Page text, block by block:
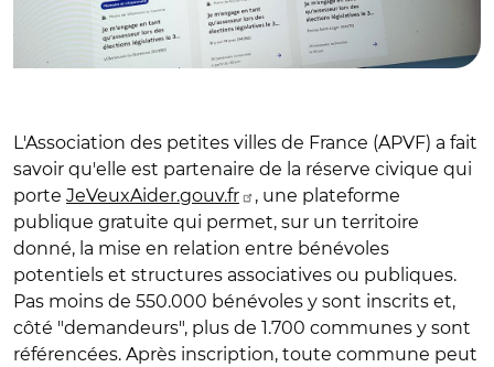
L'Association des petites villes de France (APVF) a fait
savoir qu'elle est partenaire de la réserve civique qui
porte JeVeuxAider.gouv.fr
, une plateforme
publique gratuite qui permet, sur un territoire
donné, la mise en relation entre bénévoles
potentiels et structures associatives ou publiques.
Pas moins de 550.000 bénévoles y sont inscrits et,
côté "demandeurs", plus de 1.700 communes y sont
référencées. Après inscription, toute commune peut